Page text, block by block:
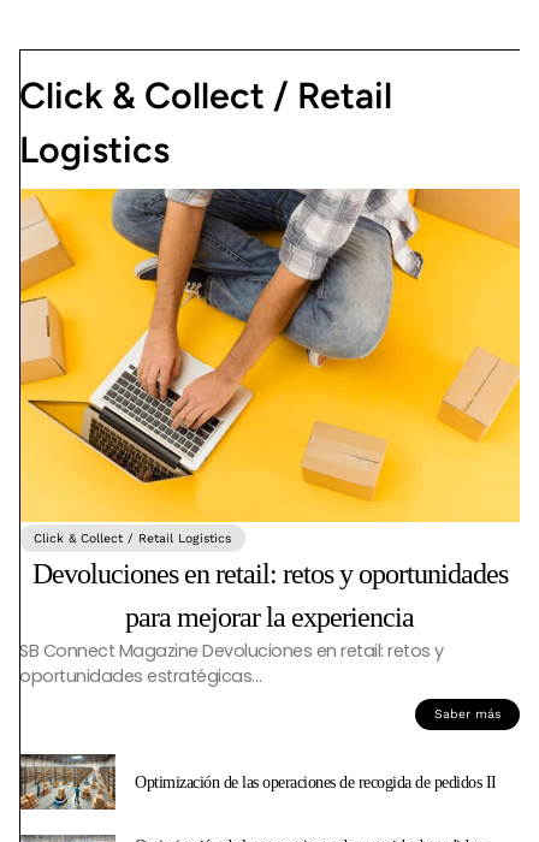
Click & Collect / Retail
Logistics
Click & Collect / Retail Logistics
Devoluciones en retail: retos y oportunidades
para mejorar la experiencia
SB Connect Magazine Devoluciones en retail: retos y
oportunidades estratégicas…
Saber más
Optimización de las operaciones de recogida de pedidos II